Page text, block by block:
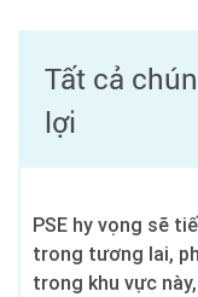
Tất cả
lợi
PSE hy vọng sẽ
trong tương lai,
trong khu vực